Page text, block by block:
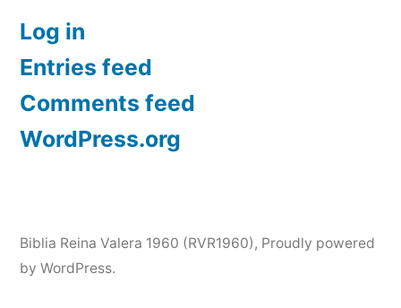
Log in
Entries feed
Comments feed
WordPress.org
Biblia Reina Valera 1960 (RVR1960) , Proudly powered
by WordPress.